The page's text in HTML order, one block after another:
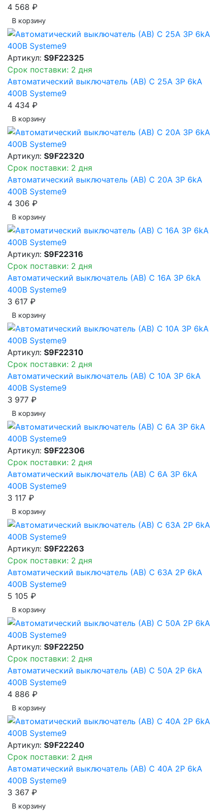
4 568 ₽
В корзинy
Артикул: S9F22325
Срок поставки: 2 дня
Автоматический выключатель (АВ) C 25A 3P 6kA
400В Systeme9
4 434 ₽
В корзинy
Артикул: S9F22320
Срок поставки: 2 дня
Автоматический выключатель (АВ) C 20A 3P 6kA
400В Systeme9
4 306 ₽
В корзинy
Артикул: S9F22316
Срок поставки: 2 дня
Автоматический выключатель (АВ) C 16A 3P 6kA
400В Systeme9
3 617 ₽
В корзинy
Артикул: S9F22310
Срок поставки: 2 дня
Автоматический выключатель (АВ) C 10A 3P 6kA
400В Systeme9
3 977 ₽
В корзинy
Артикул: S9F22306
Срок поставки: 2 дня
Автоматический выключатель (АВ) C 6A 3P 6kA
400В Systeme9
3 117 ₽
В корзинy
Артикул: S9F22263
Срок поставки: 2 дня
Автоматический выключатель (АВ) C 63A 2P 6kA
400В Systeme9
5 105 ₽
В корзинy
Артикул: S9F22250
Срок поставки: 2 дня
Автоматический выключатель (АВ) C 50A 2P 6kA
400В Systeme9
4 886 ₽
В корзинy
Артикул: S9F22240
Срок поставки: 2 дня
Автоматический выключатель (АВ) C 40A 2P 6kA
400В Systeme9
3 367 ₽
В корзинy